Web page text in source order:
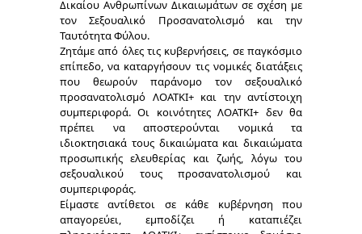
Δικαίου Ανθρωπίνων Δικαιωμάτων σε σχέση με
τον Σεξουαλικό Προσανατολισμό και την
Ταυτότητα Φύλου.
Ζητάμε από όλες τις κυβερνήσεις, σε παγκόσμιο
επίπεδο, να καταργήσουν τις νομικές διατάξεις
που θεωρούν παράνομο τον σεξουαλικό
προσανατολισμό ΛΟΑΤΚΙ+ και την αντίστοιχη
συμπεριφορά. Οι κοινότητες ΛΟΑΤΚΙ+ δεν θα
πρέπει να αποστερούνται νομικά τα
ιδιοκτησιακά τους δικαιώματα και δικαιώματα
προσωπικής ελευθερίας και ζωής, λόγω του
σεξουαλικού τους προσανατολισμού και
συμπεριφοράς.
Είμαστε αντίθετοι σε κάθε κυβέρνηση που
απαγορεύει, εμποδίζει ή καταπιέζει